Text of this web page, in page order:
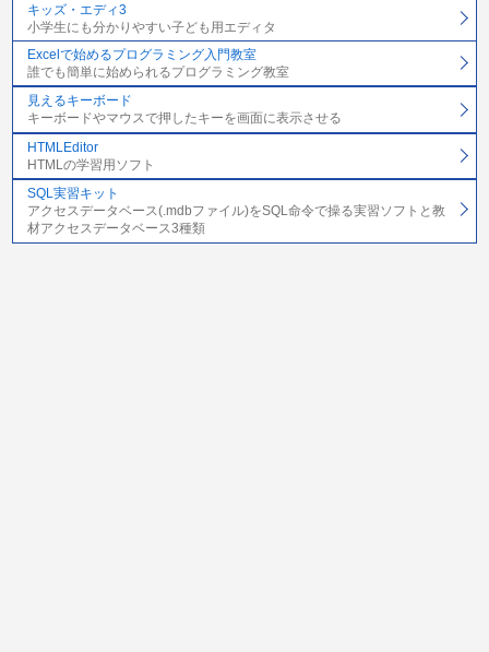
キッズ・エディ3
小学生にも分かりやすい子ども用エディタ
Excelで始めるプログラミング入門教室
誰でも簡単に始められるプログラミング教室
見えるキーボード
キーボードやマウスで押したキーを画面に表示させる
HTMLEditor
HTMLの学習用ソフト
SQL実習キット
アクセスデータベース(.mdbファイル)をSQL命令で操る実習ソフトと教
材アクセスデータベース3種類